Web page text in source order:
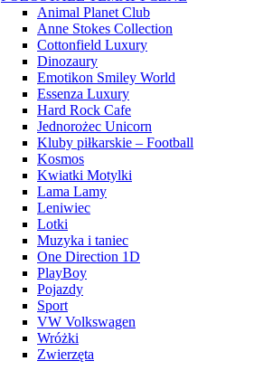
Animal Planet Club
Anne Stokes Collection
Cottonfield Luxury
Dinozaury
Emotikon Smiley World
Essenza Luxury
Hard Rock Cafe
Jednorożec Unicorn
Kluby piłkarskie – Football
Kosmos
Kwiatki Motylki
Lama Lamy
Leniwiec
Lotki
Muzyka i taniec
One Direction 1D
PlayBoy
Pojazdy
Sport
VW Volkswagen
Wróżki
Zwierzęta